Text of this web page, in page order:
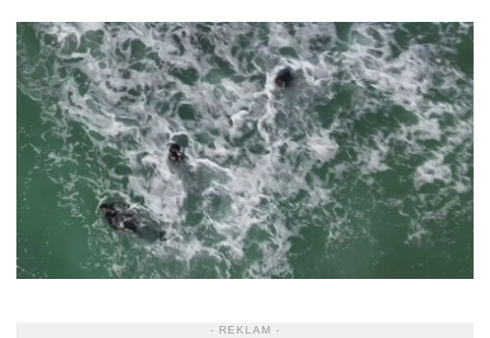
- REKLAM -